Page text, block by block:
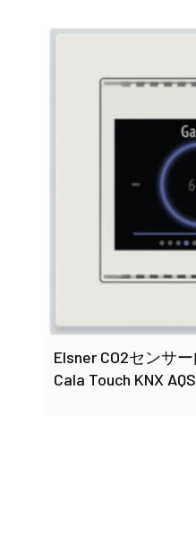
Elsner CO2センサ
Cala Touch KNX